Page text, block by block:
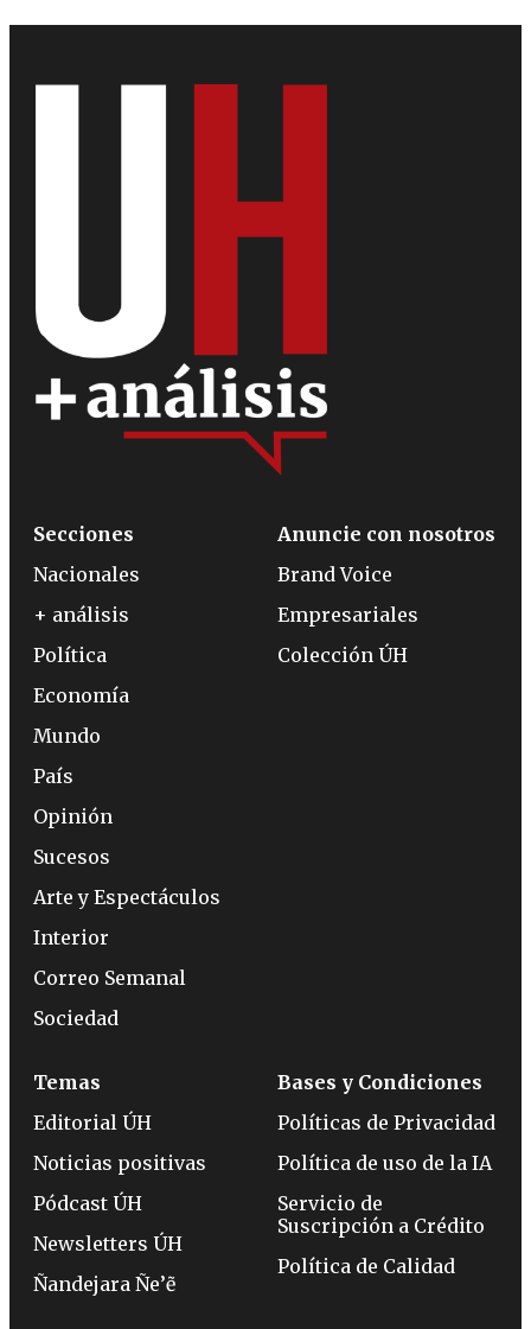
Secciones
Nacionales
+ análisis
Política
Economía
Mundo
País
Opinión
Sucesos
Arte y Espectáculos
Interior
Correo Semanal
Sociedad
Anuncie con nosotros
Brand Voice
Empresariales
Colección ÚH
Temas
Editorial ÚH
Noticias positivas
Pódcast ÚH
Newsletters ÚH
Ñandejara Ñe’ẽ
Bases y Condiciones
Políticas de Privacidad
Política de uso de la IA
Servicio de
Suscripción a Crédito
Política de Calidad